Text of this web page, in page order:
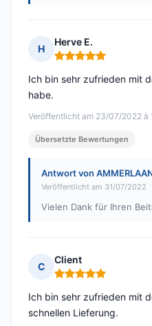
H
Herve E.
Hinweis: 5 von 5
Veröffentlicht am 23/07/2022 à
Ich bin sehr zufrieden mit
habe.
Übersetzte Bewertungen
Antwort von
Veröffentlicht am 31/07/2022
Vielen Dank für Ihren
C
Client
Hinweis: 5 von 5
Ich bin sehr zufrieden mit
schnellen Lieferung.